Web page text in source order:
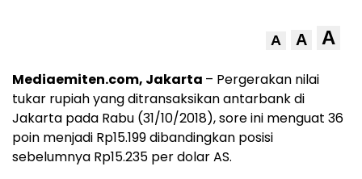
A A A
Mediaemiten.com, Jakarta – Pergerakan nilai
tukar rupiah yang ditransaksikan antarbank di
Jakarta pada Rabu (31/10/2018), sore ini menguat 36
poin menjadi Rp15.199 dibandingkan posisi
sebelumnya Rp15.235 per dolar AS.